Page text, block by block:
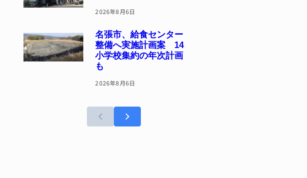
2026年8月6日
名張市、給食センター
整備へ実施計画案 14
小学校集約の年次計画
も
2026年8月6日